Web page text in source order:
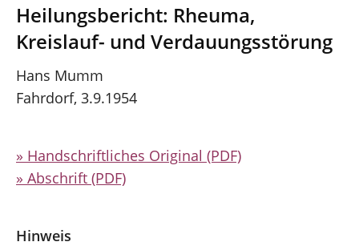
Heilungsbericht: Rheuma,
Kreislauf- und Verdauungsstörung
Hans Mumm
Fahrdorf, 3.9.1954
» Handschriftliches Original (PDF)
» Abschrift (PDF)
Hinweis